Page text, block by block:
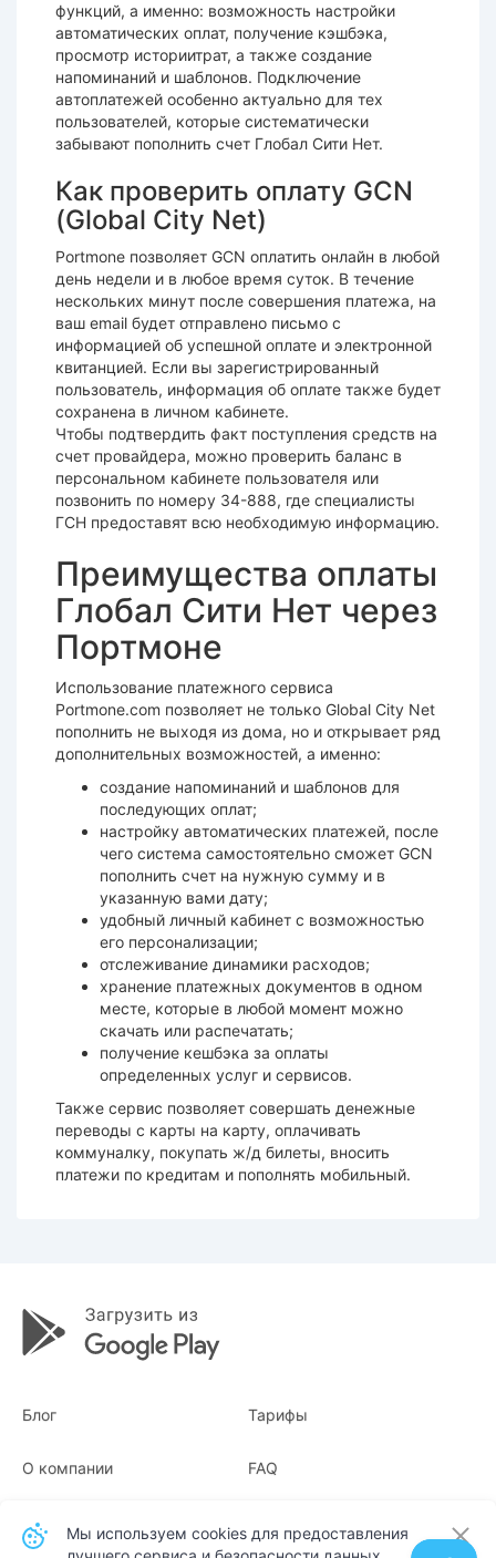
функций, а именно: возможность настройки
автоматических оплат, получение кэшбэка,
просмотр историитрат, а также создание
напоминаний и шаблонов. Подключение
автоплатежей особенно актуально для тех
пользователей, которые систематически
забывают пополнить счет Глобал Сити Нет.
Как проверить оплату GCN
(Global City Net)
Portmone позволяет GCN оплатить онлайн в любой
день недели и в любое время суток. В течение
нескольких минут после совершения платежа, на
ваш email будет отправлено письмо с
информацией об успешной оплате и электронной
квитанцией. Если вы зарегистрированный
пользователь, информация об оплате также будет
сохранена в личном кабинете.
Чтобы подтвердить факт поступления средств на
счет провайдера, можно проверить баланс в
персональном кабинете пользователя или
позвонить по номеру 34-888, где специалисты
ГСН предоставят всю необходимую информацию.
Преимущества оплаты
Глобал Сити Нет через
Портмоне
Использование платежного сервиса
Portmone.com позволяет не только Global City Net
пополнить не выходя из дома, но и открывает ряд
дополнительных возможностей, а именно:
создание напоминаний и шаблонов для
последующих оплат;
настройку автоматических платежей, после
чего система самостоятельно сможет GCN
пополнить счет на нужную сумму и в
указанную вами дату;
удобный личный кабинет с возможностью
его персонализации;
отслеживание динамики расходов;
хранение платежных документов в одном
месте, которые в любой момент можно
скачать или распечатать;
получение кешбэка за оплаты
определенных услуг и сервисов.
Также сервис позволяет совершать денежные
переводы с карты на карту, оплачивать
коммуналку, покупать ж/д билеты, вносить
платежи по кредитам и пополнять мобильный.
Блог Тарифы
О компании
Квитанции
FAQ
Мы используем cookies для предоставления